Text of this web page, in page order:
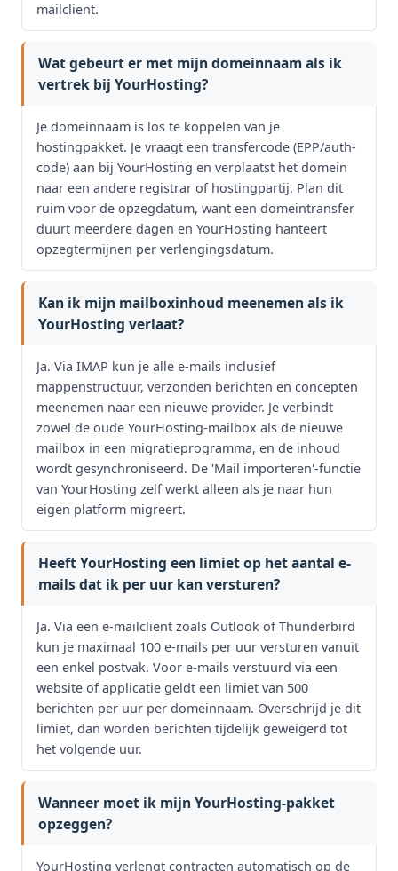
mailclient.
Wat gebeurt er met mijn domeinnaam als ik
vertrek bij YourHosting?
Je domeinnaam is los te koppelen van je
hostingpakket. Je vraagt een transfercode (EPP/auth-
code) aan bij YourHosting en verplaatst het domein
naar een andere registrar of hostingpartij. Plan dit
ruim voor de opzegdatum, want een domeintransfer
duurt meerdere dagen en YourHosting hanteert
opzegtermijnen per verlengingsdatum.
Kan ik mijn mailboxinhoud meenemen als ik
YourHosting verlaat?
Ja. Via IMAP kun je alle e-mails inclusief
mappenstructuur, verzonden berichten en concepten
meenemen naar een nieuwe provider. Je verbindt
zowel de oude YourHosting-mailbox als de nieuwe
mailbox in een migratieprogramma, en de inhoud
wordt gesynchroniseerd. De 'Mail importeren'-functie
van YourHosting zelf werkt alleen als je naar hun
eigen platform migreert.
Heeft YourHosting een limiet op het aantal e-
mails dat ik per uur kan versturen?
Ja. Via een e-mailclient zoals Outlook of Thunderbird
kun je maximaal 100 e-mails per uur versturen vanuit
een enkel postvak. Voor e-mails verstuurd via een
website of applicatie geldt een limiet van 500
berichten per uur per domeinnaam. Overschrijd je dit
limiet, dan worden berichten tijdelijk geweigerd tot
het volgende uur.
Wanneer moet ik mijn YourHosting-pakket
opzeggen?
YourHosting verlengt contracten automatisch op de